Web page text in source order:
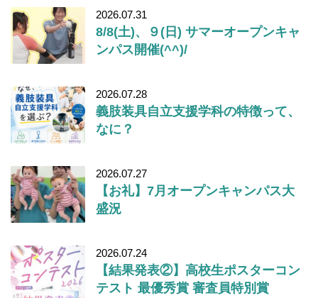
2026.07.31
8/8(土)、９(日) サマーオープンキャ
ンパス開催(^^)/
2026.07.28
義肢装具自立支援学科の特徴って、
なに？
2026.07.27
【お礼】7月オープンキャンパス大
盛況
2026.07.24
【結果発表②】高校生ポスターコン
テスト 最優秀賞 審査員特別賞